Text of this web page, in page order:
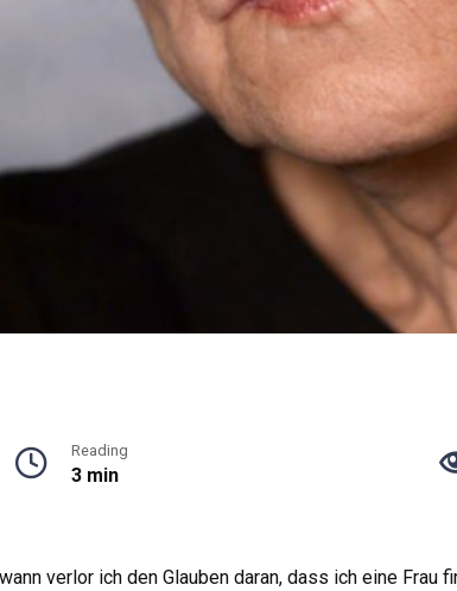
Reading
3 min
verlor ich den Glauben daran, dass ich eine Frau